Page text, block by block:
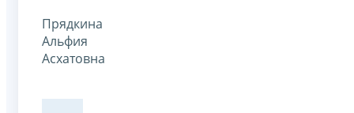
Прядкина
Альфия
Асхатовна